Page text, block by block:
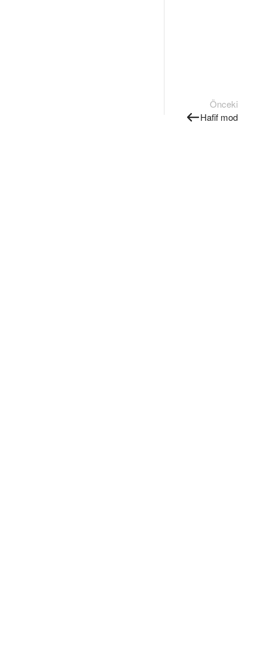
Önceki
Hafif mod